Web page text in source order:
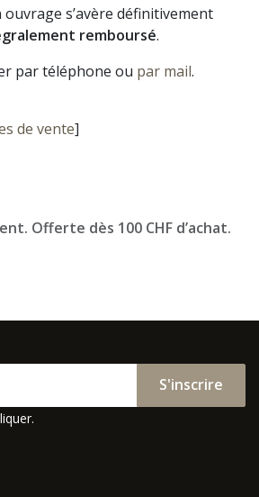
s’avère définitivement
remboursé.
par téléphone ou par mail.
de vente]
Offerte dès 100 CHF d’achat.
S'inscrire